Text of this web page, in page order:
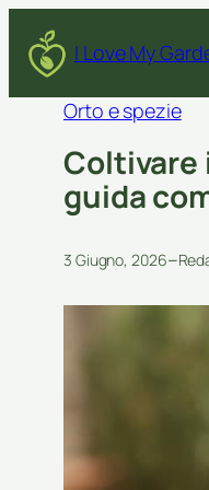
I Love My
Orto e spezie
Coltivare
guida
3 Giugno, 2026–